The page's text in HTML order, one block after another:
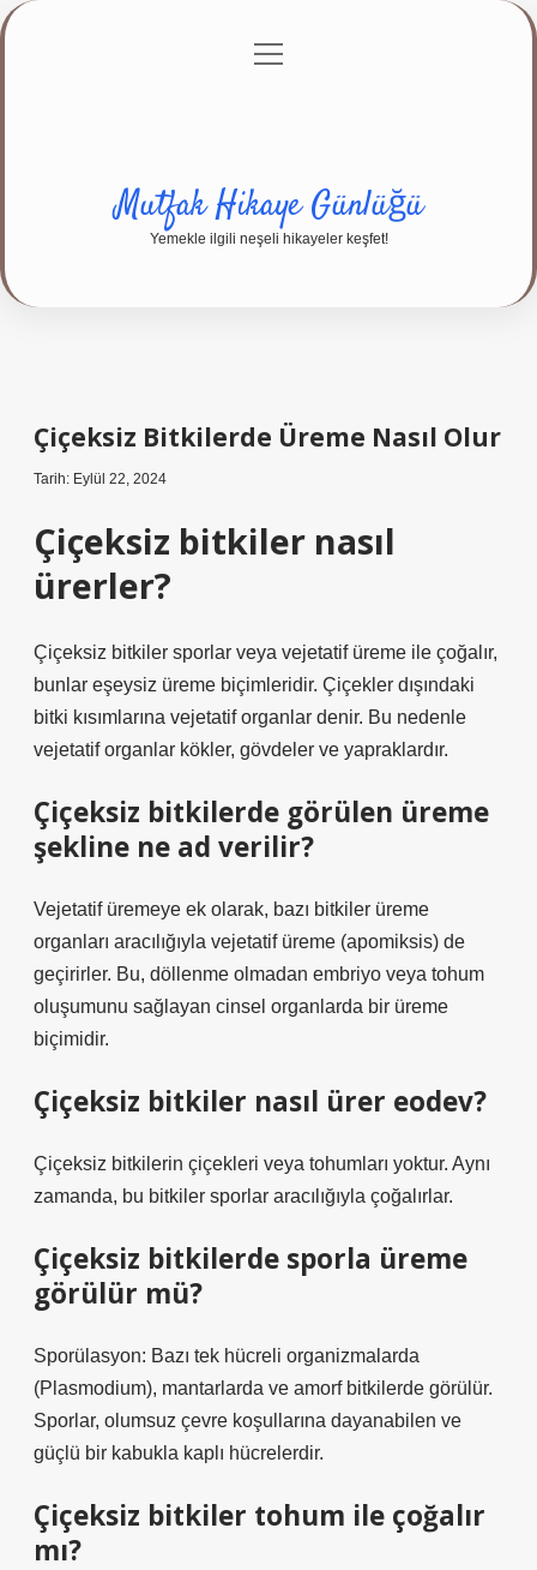
Gizlilik Politikası
menüyü
Mutfak Hikaye Günlüğü
Yemekle ilgili neşeli hikayeler keşfet!
Çiçeksiz Bitkilerde Üreme Nasıl Olur
Tarih: Eylül 22, 2024
Çiçeksiz bitkiler nasıl
ürerler?
Çiçeksiz bitkiler sporlar veya vejetatif üreme ile çoğalır,
bunlar eşeysiz üreme biçimleridir. Çiçekler dışındaki
bitki kısımlarına vejetatif organlar denir. Bu nedenle
vejetatif organlar kökler, gövdeler ve yapraklardır.
Çiçeksiz bitkilerde görülen üreme
şekline ne ad verilir?
Vejetatif üremeye ek olarak, bazı bitkiler üreme
organları aracılığıyla vejetatif üreme (apomiksis) de
geçirirler. Bu, döllenme olmadan embriyo veya tohum
oluşumunu sağlayan cinsel organlarda bir üreme
biçimidir.
Çiçeksiz bitkiler nasıl ürer eodev?
Çiçeksiz bitkilerin çiçekleri veya tohumları yoktur. Aynı
zamanda, bu bitkiler sporlar aracılığıyla çoğalırlar.
Çiçeksiz bitkilerde sporla üreme
görülür mü?
Sporülasyon: Bazı tek hücreli organizmalarda
(Plasmodium), mantarlarda ve amorf bitkilerde görülür.
Sporlar, olumsuz çevre koşullarına dayanabilen ve
güçlü bir kabukla kaplı hücrelerdir.
Çiçeksiz bitkiler tohum ile çoğalır
mı?